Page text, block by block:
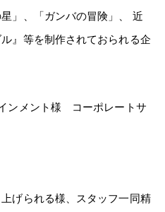
」、「ガンバの冒険」、 近
』等を制作されておられる企
ンメント様 コーポレートサ
げられる様、スタッフ一同精